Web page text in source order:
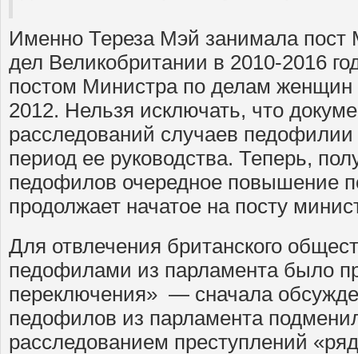
Именно Тереза Мэй занимала пост
дел Великобритании в 2010-2016
постом Министра по делам женщин
2012. Нельзя исключать, что
расследований случаев
период ее руководства. Теперь,
педофилов очередное повышение
продолжает начатое на посту
Для отвлечения британского
педофилами из парламента было
переключения» — сначала
педофилов из парламента
расследованием преступлений